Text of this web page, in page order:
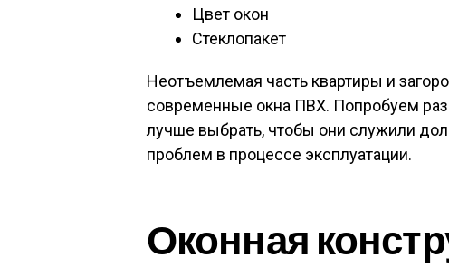
Цвет окон
Стеклопакет
Неотъемлемая часть квартиры и
современные окна ПВХ. Попробуем
лучше выбрать, чтобы они служили
проблем в процессе эксплуатации.
Оконная